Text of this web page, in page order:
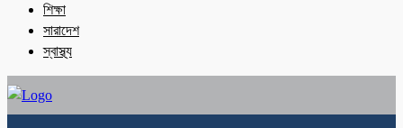
শিক্ষা
সারাদেশ
স্বাস্থ্য